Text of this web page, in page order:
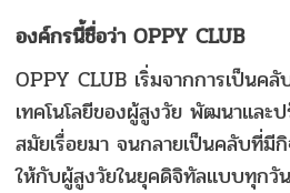
องค์กรนี้ชื่อว่า OPPY CLUB
OPPY CLUB เริ่มจากการเป็นคลั
เทคโนโลยีของผู้สูงวัย พัฒนาและ
สมัยเรื่อยมา จนกลายเป็นคลับที่มี
ให้กับผู้สูงวัยในยุคดิจิทัลแบบทุกวั